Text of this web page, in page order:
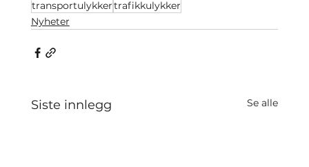
transportulykkertrafikkulykker
Nyheter
Siste innlegg Se alle